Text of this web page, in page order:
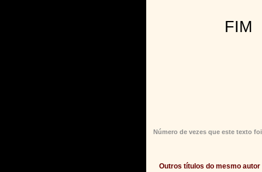
FIM
Número de vezes que este texto
Outros títulos do mesmo autor